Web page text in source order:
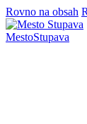
Rovno na obsah
MestoStupava